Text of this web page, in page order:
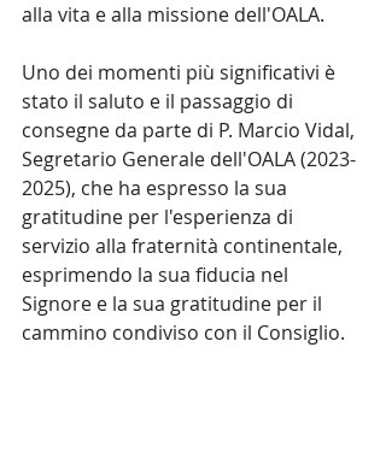
alla vita e alla missione dell'OALA.
Uno dei momenti più significativi è
stato il saluto e il passaggio di
consegne da parte di P. Marcio Vidal,
Segretario Generale dell'OALA (2023-
2025), che ha espresso la sua
gratitudine per l'esperienza di
servizio alla fraternità continentale,
esprimendo la sua fiducia nel
Signore e la sua gratitudine per il
cammino condiviso con il Consiglio.